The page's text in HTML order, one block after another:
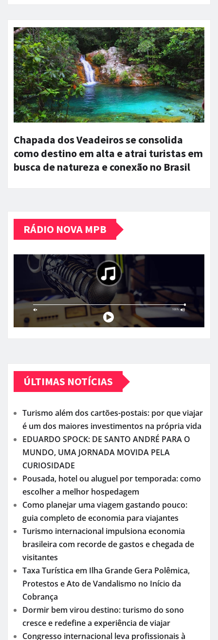
Chapada dos Veadeiros se consolida
como destino em alta e atrai turistas em
busca de natureza e conexão no Brasil
RÁDIO NOVA MPB
ÚLTIMAS NOTÍCIAS
Turismo além dos cartões-postais: por que viajar
é um dos maiores investimentos na própria vida
EDUARDO SPOCK: DE SANTO ANDRÉ PARA O
MUNDO, UMA JORNADA MOVIDA PELA
CURIOSIDADE
Pousada, hotel ou aluguel por temporada: como
escolher a melhor hospedagem
Como planejar uma viagem gastando pouco:
guia completo de economia para viajantes
Turismo internacional impulsiona economia
brasileira com recorde de gastos e chegada de
visitantes
Taxa Turística em Ilha Grande Gera Polêmica,
Protestos e Ato de Vandalismo no Início da
Cobrança
Dormir bem virou destino: turismo do sono
cresce e redefine a experiência de viajar
Congresso internacional leva profissionais à